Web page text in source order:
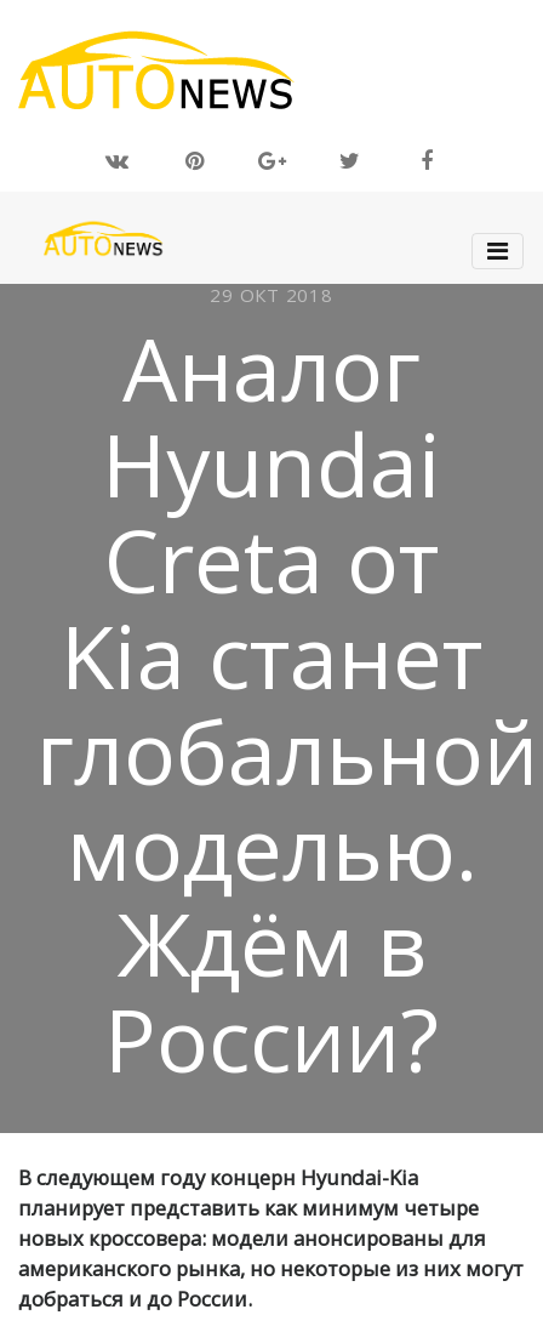
29 ОКТ 2018
Аналог
Hyundai
Creta от
Kia станет
глобальной
моделью.
Ждём в
России?
В следующем году концерн Hyundai-Kia
планирует представить как минимум четыре
новых кроссовера: модели анонсированы для
американского рынка, но некоторые из них могут
добраться и до России.